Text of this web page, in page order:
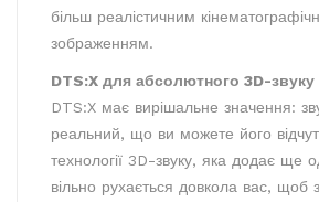
більш реалістичним
зображенням.
DTS:X для абсолютного 3D-звуку
DTS:X має вирішальне значення:
реальний, що ви можете його
технології 3D-звуку, яка додає ще
вільно рухається довкола вас, щоб